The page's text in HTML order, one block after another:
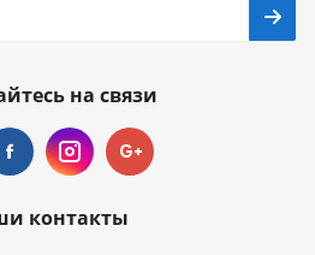
на связи
контакты